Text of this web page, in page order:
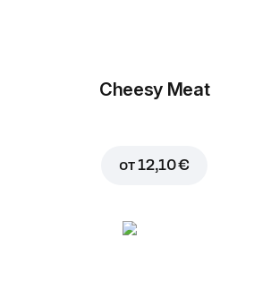
Cheesy Meat
от12,10 €